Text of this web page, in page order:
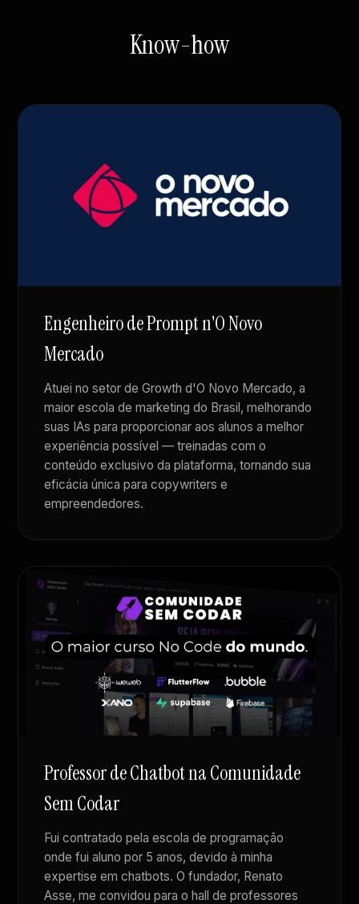
Know-how
Engenheiro de Prompt n'O Novo
Mercado
Atuei no setor de Growth d'O Novo Mercado, a
maior escola de marketing do Brasil, melhorando
suas IAs para proporcionar aos alunos a melhor
experiência possível — treinadas com o
conteúdo exclusivo da plataforma, tornando sua
eficácia única para copywriters e
empreendedores.
Professor de Chatbot na Comunidade
Sem Codar
Fui contratado pela escola de programação
onde fui aluno por 5 anos, devido à minha
expertise em chatbots. O fundador, Renato
Asse, me convidou para o hall de professores